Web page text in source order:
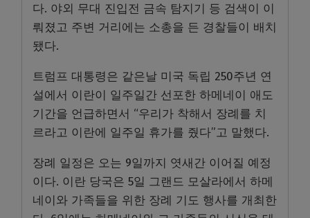
다. 야외 무대 진입전 금속 탐지기 등 검색이 이
뤄졌고 주변 거리에는 소총을 든 경찰들이 배치
됐다.
트럼프 대통령은 같은날 미국 독립 250주년 연
설에서 이란이 일주일간 선포한 하메네이 애도
기간을 언급하면서 “우리가 착해서 장례를 치
르라고 이란에 일주일 휴가를 줬다”고 말했다.
장례 일정은 오는 9일까지 엿새간 이어질 예정
이다. 이란 당국은 5일 그랜드 모살라에서 하메
네이와 가족들을 위한 장례 기도 행사를 개최한